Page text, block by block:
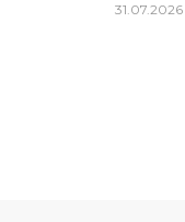
31.07.2026